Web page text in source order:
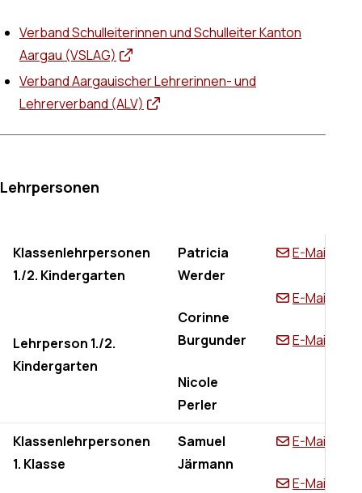
Verband Schulleiterinnen und Schulleiter Kanton
Aargau (VSLAG)
Verband Aargauischer Lehrerinnen- und
Lehrerverband (ALV)
Lehrpersonen
Klassenlehrpersonen
1./2. Kindergarten
Lehrperson 1./2.
Kindergarten
Patricia
Werder
Corinne
Burgunder
Nicole
Perler
E-Mail
E-Mail
E-Mail
Klassenlehrpersonen
1. Klasse
Samuel
Järmann
E-Mail
E-Mail